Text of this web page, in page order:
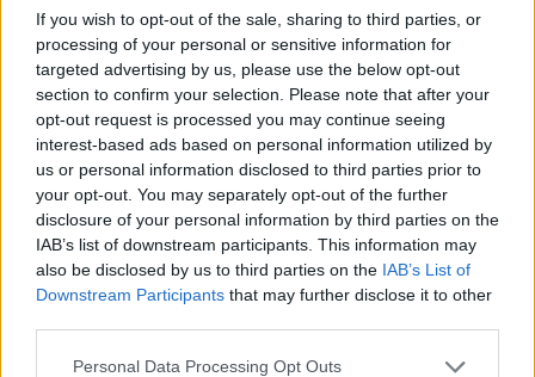
If you wish to opt-out of the sale, sharing to third parties, or
processing of your personal or sensitive information for
targeted advertising by us, please use the below opt-out
section to confirm your selection. Please note that after your
opt-out request is processed you may continue seeing
interest-based ads based on personal information utilized by
us or personal information disclosed to third parties prior to
your opt-out. You may separately opt-out of the further
disclosure of your personal information by third parties on the
IAB’s list of downstream participants. This information may
also be disclosed by us to third parties on the IAB’s List of
Downstream Participants that may further disclose it to other
Personal Data Processing Opt Outs